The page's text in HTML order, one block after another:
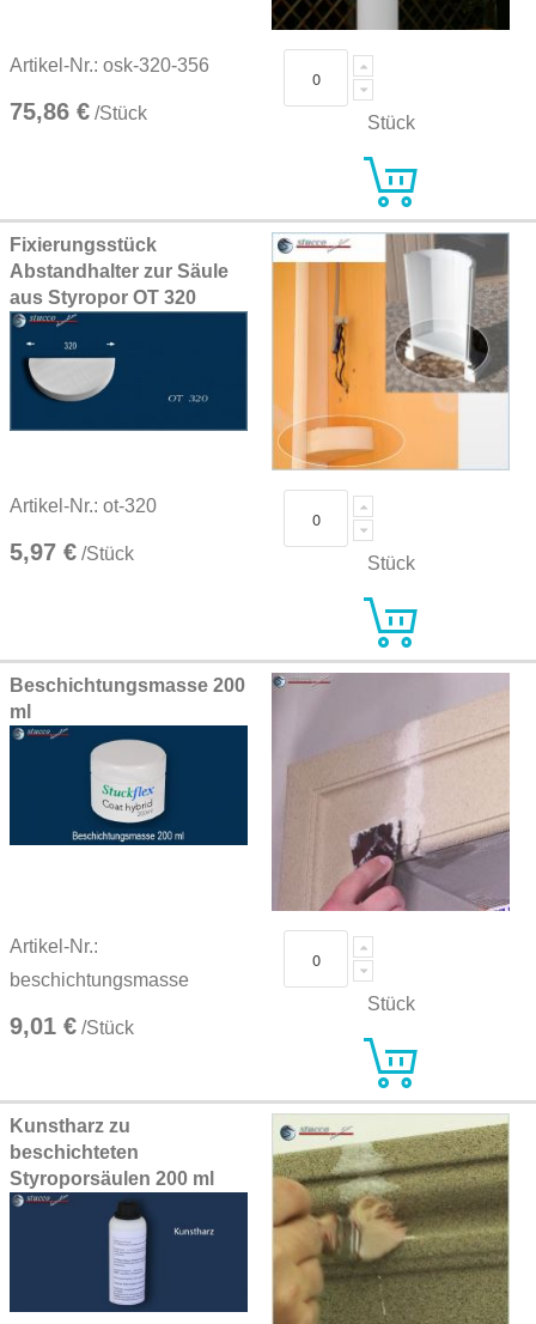
Artikel-Nr.: osk-320-356
75,86 € /Stück Stück
Fixierungsstück
Abstandhalter zur Säule
aus Styropor OT 320
Artikel-Nr.: ot-320
5,97 € /Stück Stück
Beschichtungsmasse 200
ml
Artikel-Nr.:
beschichtungsmasse
9,01 € /Stück
Stück
Kunstharz zu
beschichteten
Styroporsäulen 200 ml